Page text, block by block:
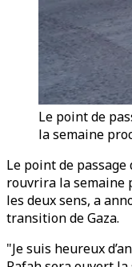
Le point de
la semaine
Le point de passage
rouvrira la semaine
les deux sens, a
transition de Gaza.
"Je suis heureux